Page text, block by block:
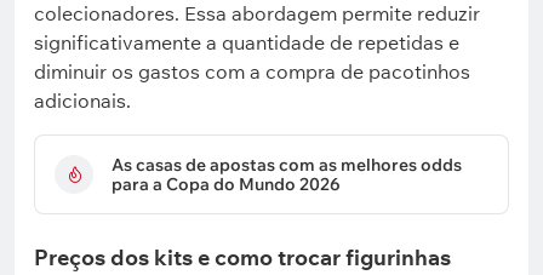
colecionadores. Essa abordagem permite reduzir
significativamente a quantidade de repetidas e
diminuir os gastos com a compra de pacotinhos
adicionais.
As casas de apostas com as melhores odds
para a Copa do Mundo 2026
Preços dos kits e como trocar figurinhas